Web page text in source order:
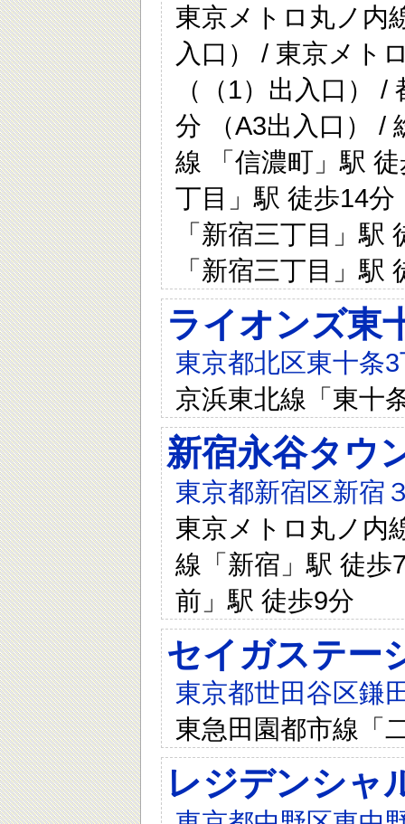
東京メトロ丸ノ内
入口） / 東京メト
（（1）出入口）
分 （A3出入口） /
線 「信濃町」駅
丁目」駅 徒歩14
「新宿三丁目」
「新宿三丁目」駅
ライオンズ東
東京都北区東十条
京浜東北線「東十
新宿永谷タウ
東京都新宿区新宿
東京メトロ丸ノ内
線「新宿」駅 徒歩
前」駅 徒歩9分
セイガステー
東京都世田谷区鎌
東急田園都市線「
レジデンシャ